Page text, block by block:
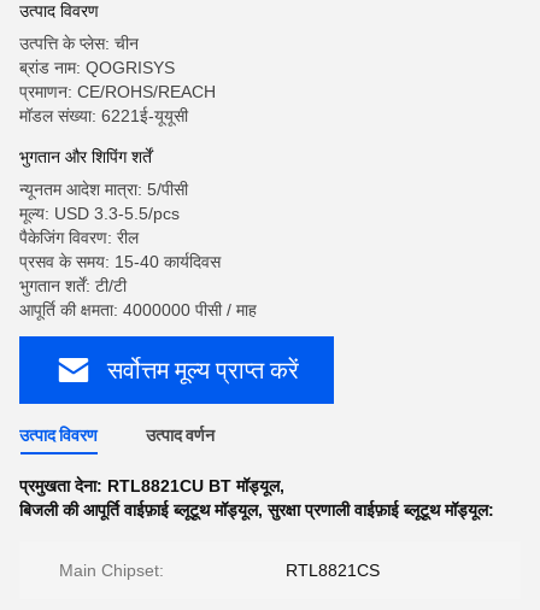
उत्पाद विवरण
उत्पत्ति के प्लेस: चीन
ब्रांड नाम: QOGRISYS
प्रमाणन: CE/ROHS/REACH
मॉडल संख्या: 6221ई-यूयूसी
भुगतान और शिपिंग शर्तें
न्यूनतम आदेश मात्रा: 5/पीसी
मूल्य: USD 3.3-5.5/pcs
पैकेजिंग विवरण: रील
प्रसव के समय: 15-40 कार्यदिवस
भुगतान शर्तें: टी/टी
आपूर्ति की क्षमता: 4000000 पीसी / माह
सर्वोत्तम मूल्य प्राप्त करें
उत्पाद विवरण उत्पाद वर्णन
प्रमुखता देना: RTL8821CU BT मॉड्यूल,
बिजली की आपूर्ति वाईफ़ाई ब्लूटूथ मॉड्यूल,सुरक्षा प्रणाली वाईफ़ाई ब्लूटूथ मॉड्यूल:
Main Chipset: RTL8821CS